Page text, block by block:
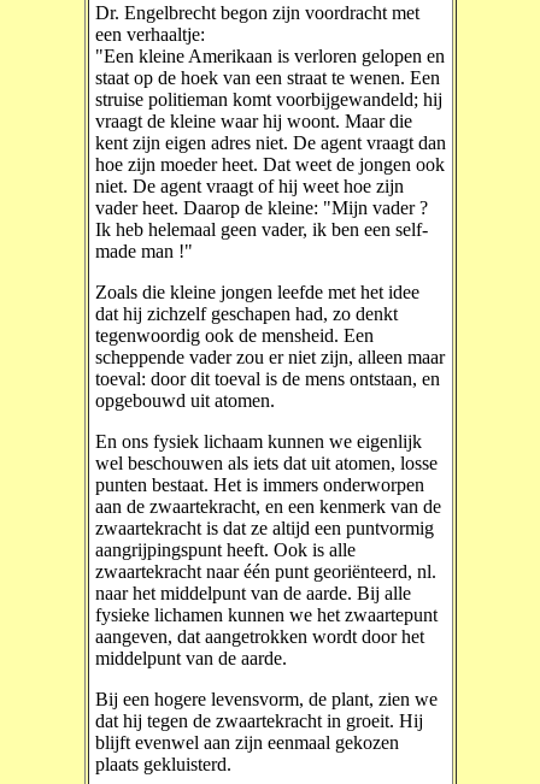
Dr. Engelbrecht begon zijn voordracht met
een verhaaltje:
"Een kleine Amerikaan is verloren gelopen en
staat op de hoek van een straat te wenen. Een
struise politieman komt voorbijgewandeld; hij
vraagt de kleine waar hij woont. Maar die
kent zijn eigen adres niet. De agent vraagt dan
hoe zijn moeder heet. Dat weet de jongen ook
niet. De agent vraagt of hij weet hoe zijn
vader heet. Daarop de kleine: "Mijn vader ?
Ik heb helemaal geen vader, ik ben een self-
made man !"
Zoals die kleine jongen leefde met het idee
dat hij zichzelf geschapen had, zo denkt
tegenwoordig ook de mensheid. Een
scheppende vader zou er niet zijn, alleen maar
toeval: door dit toeval is de mens ontstaan, en
opgebouwd uit atomen.
En ons fysiek lichaam kunnen we eigenlijk
wel beschouwen als iets dat uit atomen, losse
punten bestaat. Het is immers onderworpen
aan de zwaartekracht, en een kenmerk van de
zwaartekracht is dat ze altijd een puntvormig
aangrijpingspunt heeft. Ook is alle
zwaartekracht naar één punt georiënteerd, nl.
naar het middelpunt van de aarde. Bij alle
fysieke lichamen kunnen we het zwaartepunt
aangeven, dat aangetrokken wordt door het
middelpunt van de aarde.
Bij een hogere levensvorm, de plant, zien we
dat hij tegen de zwaartekracht in groeit. Hij
blijft evenwel aan zijn eenmaal gekozen
plaats gekluisterd.